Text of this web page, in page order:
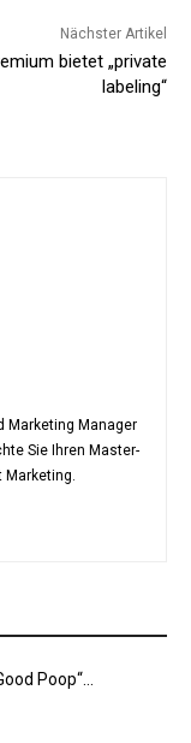
Nächster Artikel
bietet „private
labeling“
Marketing Manager
Sie Ihren Master-
Marketing.
Poop“...